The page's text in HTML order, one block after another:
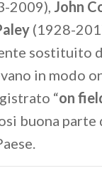
2009), John
(1928-
sostituito
in modo
“on
buona parte